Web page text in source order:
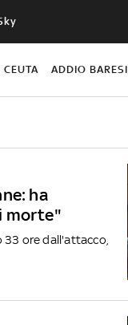
ADDIO BARESI
ha
morte"
ore dall'attacco,